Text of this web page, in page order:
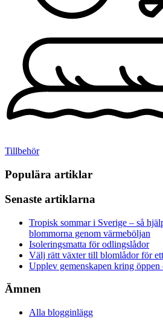
Tillbehör
Populära artiklar
Senaste artiklarna
Tropisk sommar i Sverige – så
blommorna genom värmeböljan
Isoleringsmatta för odlingslådor
Välj rätt växter till blomlådor för
Upplev gemenskapen kring
Ämnen
Alla blogginlägg